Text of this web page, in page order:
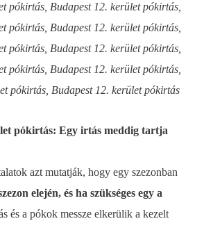
pókirtás, Budapest 12. kerület pókirtás,
pókirtás, Budapest 12. kerület pókirtás,
pókirtás, Budapest 12. kerület pókirtás,
pókirtás, Budapest 12. kerület pókirtás,
pókirtás, Budapest 12. kerület pókirtás
pókirtás: Egy irtás meddig tartja
azt mutatják, hogy egy szezonban
elején, és ha szükséges egy a
és a pókok messze elkerülik a kezelt